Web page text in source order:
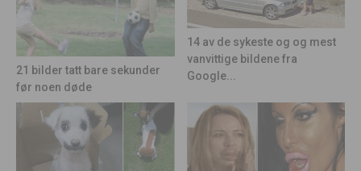
21 bilder tatt bare sekunder
før noen døde
14 av de sykeste og og mest
vanvittige bildene fra
Google...